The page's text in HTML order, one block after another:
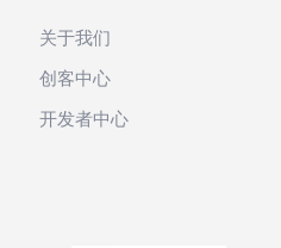
关于我们
创客中心
开发者中心